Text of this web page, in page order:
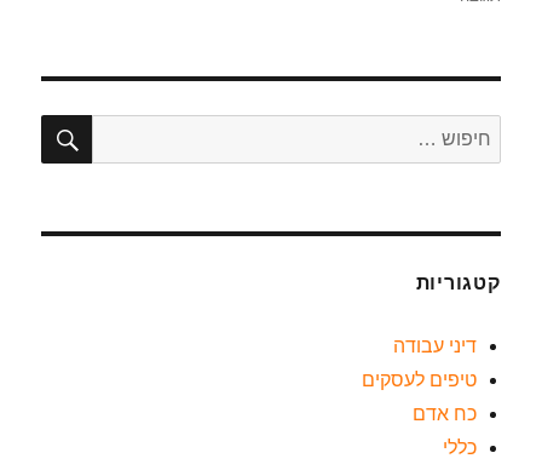
קטגוריות
דיני עבודה
טיפים לעסקים
כח אדם
כללי